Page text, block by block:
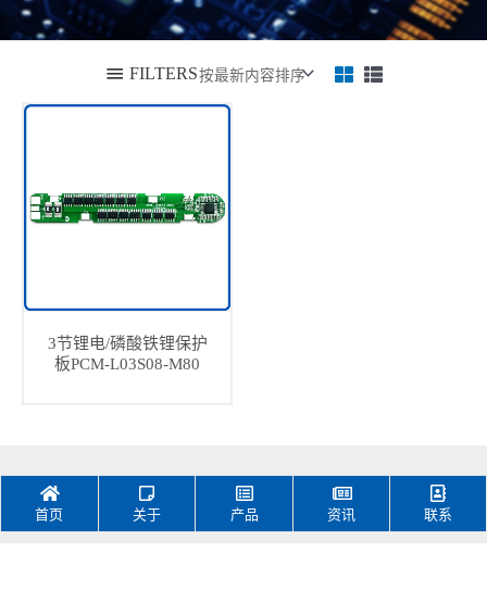
FILTERS
3节锂电/磷酸铁锂保护
板PCM-L03S08-M80
首页 关于 产品 资讯 联系